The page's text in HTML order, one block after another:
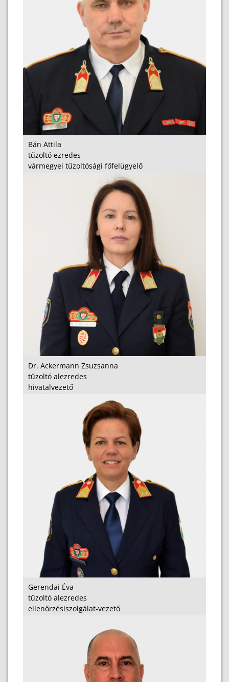
Bán Attila
tűzoltó ezredes
vármegyei tűzoltósági főfelügyelő
Dr. Ackermann Zsuzsanna
tűzoltó alezredes
hivatalvezető
Gerendai Éva
tűzoltó alezredes
ellenőrzésiszolgálat-vezető